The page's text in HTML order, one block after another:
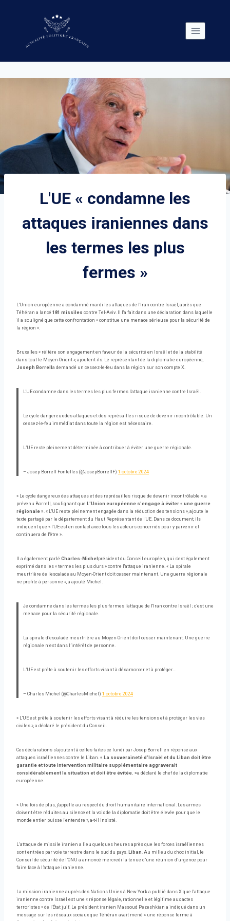
L'UE « condamne les
attaques iraniennes dans
les termes les plus
fermes »
L'Union européenne a condamné mardi les attaques de l'Iran contre Israël, après que
Téhéran a lancé 181 missiles contre Tel-Aviv. Il l'a fait dans une déclaration dans laquelle
il a souligné que cette confrontation « constitue une menace sérieuse pour la sécurité de
la région ».
Bruxelles « réitère son engagement en faveur de la sécurité en Israël et de la stabilité
dans tout le Moyen-Orient », ajoutent-ils. Le représentant de la diplomatie européenne,
Joseph Borrell a demandé un cessez-le-feu dans la région sur son compte X.
L'UE condamne dans les termes les plus fermes l'attaque iranienne contre Israël.
Le cycle dangereux des attaques et des représailles risque de devenir incontrôlable. Un
cessez-le-feu immédiat dans toute la région est nécessaire.
L’UE reste pleinement déterminée à contribuer à éviter une guerre régionale.
– Josep Borrell Fontelles (@JosepBorrellF) 1 octobre 2024
« Le cycle dangereux des attaques et des représailles risque de devenir incontrôlable », a
prévenu Borrell, soulignant que L'Union européenne s'engage à éviter « une guerre
régionale ». « L'UE reste pleinement engagée dans la réduction des tensions », ajoute le
texte partagé par le département du Haut Représentant de l'UE. Dans ce document, ils
indiquent que « l'UE est en contact avec tous les acteurs concernés pour y parvenir et
continuera de l'être ».
Il a également parlé Charles-Michel président du Conseil européen, qui s'est également
exprimé dans les « termes les plus durs » contre l'attaque iranienne. « La spirale
meurtrière de l'escalade au Moyen-Orient doit cesser maintenant. Une guerre régionale
ne profite à personne », a ajouté Michel.
Je condamne dans les termes les plus fermes l'attaque de l'Iran contre Israël ; c’est une
menace pour la sécurité régionale.
La spirale d’escalade meurtrière au Moyen-Orient doit cesser maintenant. Une guerre
régionale n’est dans l’intérêt de personne.
L’UE est prête à soutenir les efforts visant à désamorcer et à protéger…
– Charles Michel (@CharlesMichel) 1 octobre 2024
« L'UE est prête à soutenir les efforts visant à réduire les tensions et à protéger les vies
civiles », a déclaré le président du Conseil.
Ces déclarations s'ajoutent à celles faites ce lundi par Josep Borrell en réponse aux
attaques israéliennes contre le Liban. « La souveraineté d'Israël et du Liban doit être
garantie et toute intervention militaire supplémentaire aggraverait
considérablement la situation et doit être évitée. »a déclaré le chef de la diplomatie
européenne.
« Une fois de plus, j'appelle au respect du droit humanitaire international. Les armes
doivent être réduites au silence et la voix de la diplomatie doit être élevée pour que le
monde entier puisse l'entendre », a-t-il insisté.
L’attaque de missile iranien a lieu quelques heures après que les forces israéliennes
sont entrées par voie terrestre dans le sud du pays. Liban. Au milieu du choc initial, le
Conseil de sécurité de l’ONU a annoncé mercredi la tenue d’une réunion d’urgence pour
faire face à l’attaque iranienne.
La mission iranienne auprès des Nations Unies à New York a publié dans X que l'attaque
iranienne contre Israël est une « réponse légale, rationnelle et légitime aux actes
terroristes » de l'État juif. Le président iranien Massoud Pezeshkian a indiqué dans un
message sur les réseaux sociaux que Téhéran avait mené « une réponse ferme à